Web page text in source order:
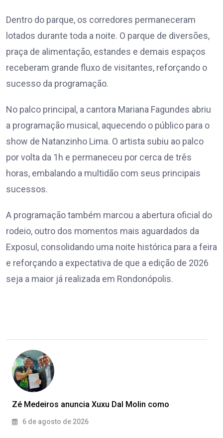
Dentro do parque, os corredores permaneceram
lotados durante toda a noite. O parque de diversões,
praça de alimentação, estandes e demais espaços
receberam grande fluxo de visitantes, reforçando o
sucesso da programação.
No palco principal, a cantora Mariana Fagundes abriu
a programação musical, aquecendo o público para o
show de Natanzinho Lima. O artista subiu ao palco
por volta da 1h e permaneceu por cerca de três
horas, embalando a multidão com seus principais
sucessos.
A programação também marcou a abertura oficial do
rodeio, outro dos momentos mais aguardados da
Exposul, consolidando uma noite histórica para a feira
e reforçando a expectativa de que a edição de 2026
seja a maior já realizada em Rondonópolis.
Zé Medeiros anuncia Xuxu Dal Molin como
6 de agosto de 2026